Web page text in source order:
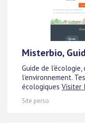
Misterbio,
Guide de
l'environnement.
écologiques Visiter
Site perso